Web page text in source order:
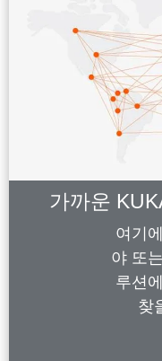
가까운
여기
야 또
루션
찾